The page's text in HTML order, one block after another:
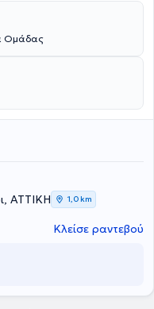
Ομάδας
ΑΤΤΙΚΗ
1,0 km
Κλείσε ραντεβού